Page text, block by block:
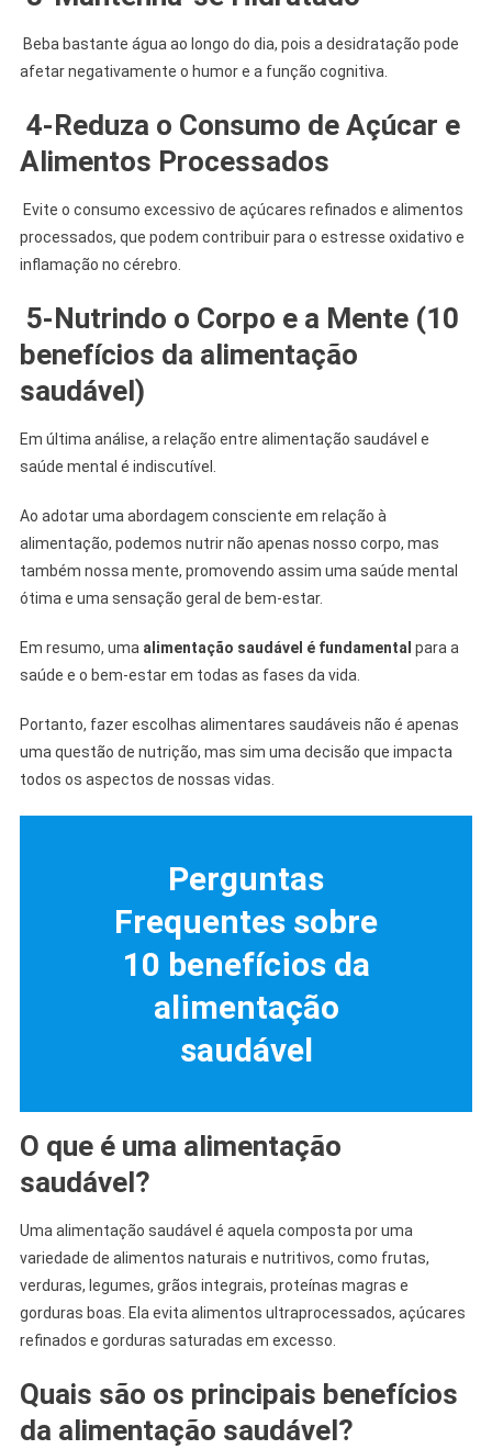
Beba bastante água ao longo do dia, pois a desidratação pode
afetar negativamente o humor e a função cognitiva.
4-Reduza o Consumo de Açúcar e
Alimentos Processados
Evite o consumo excessivo de açúcares refinados e alimentos
processados, que podem contribuir para o estresse oxidativo e
inflamação no cérebro.
5-Nutrindo o Corpo e a Mente(10
benefícios da alimentação
saudável)
Em última análise, a relação entre alimentação saudável e
saúde mental é indiscutível.
Ao adotar uma abordagem consciente em relação à
alimentação, podemos nutrir não apenas nosso corpo, mas
também nossa mente, promovendo assim uma saúde mental
ótima e uma sensação geral de bem-estar.
Em resumo, uma alimentação saudável é fundamental para a
saúde e o bem-estar em todas as fases da vida.
Portanto, fazer escolhas alimentares saudáveis não é apenas
uma questão de nutrição, mas sim uma decisão que impacta
todos os aspectos de nossas vidas.
Perguntas
Frequentes sobre
10 benefícios da
alimentação
saudável
O que é uma alimentação
saudável?
Uma alimentação saudável é aquela composta por uma
variedade de alimentos naturais e nutritivos, como frutas,
verduras, legumes, grãos integrais, proteínas magras e
gorduras boas. Ela evita alimentos ultraprocessados, açúcares
refinados e gorduras saturadas em excesso.
Quais são os principais benefícios
da alimentação saudável?